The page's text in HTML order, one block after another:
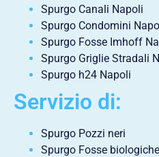
Spurgo Canali Napoli
Spurgo Condomini
Spurgo Fosse Imhoff
Spurgo Griglie Stradali
Spurgo h24 Napoli
Servizio di:
Spurgo Pozzi neri
Spurgo Fosse biologiche